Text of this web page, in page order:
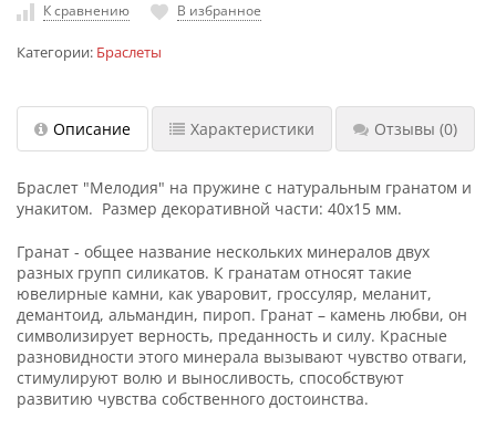
К сравнению В избранное
Категории: Браслеты
Описание Характеристики Отзывы (0)
Браслет "Мелодия" на пружине с натуральным гранатом и
унакитом. Размер декоративной части: 40х15 мм.
Гранат - общее название нескольких минералов двух
разных групп силикатов. К гранатам относят такие
ювелирные камни, как уваровит, гроссуляр, меланит,
демантоид, альмандин, пироп. Гранат – камень любви, он
символизирует верность, преданность и силу. Красные
разновидности этого минерала вызывают чувство отваги,
стимулируют волю и выносливость, способствуют
развитию чувства собственного достоинства.